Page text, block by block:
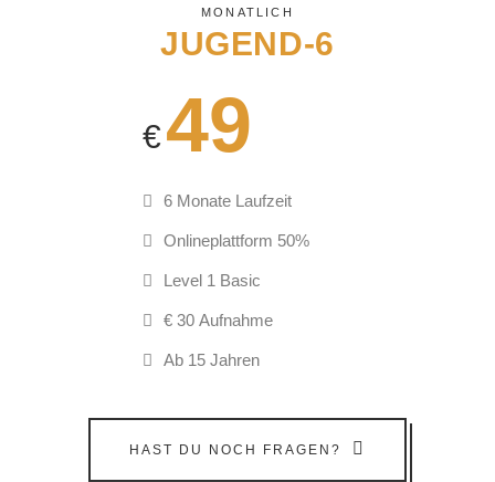
MONATLICH
JUGEND-6
€49
6 Monate Laufzeit
Onlineplattform 50%
Level 1 Basic
€ 30 Aufnahme
Ab 15 Jahren
HAST DU NOCH FRAGEN?